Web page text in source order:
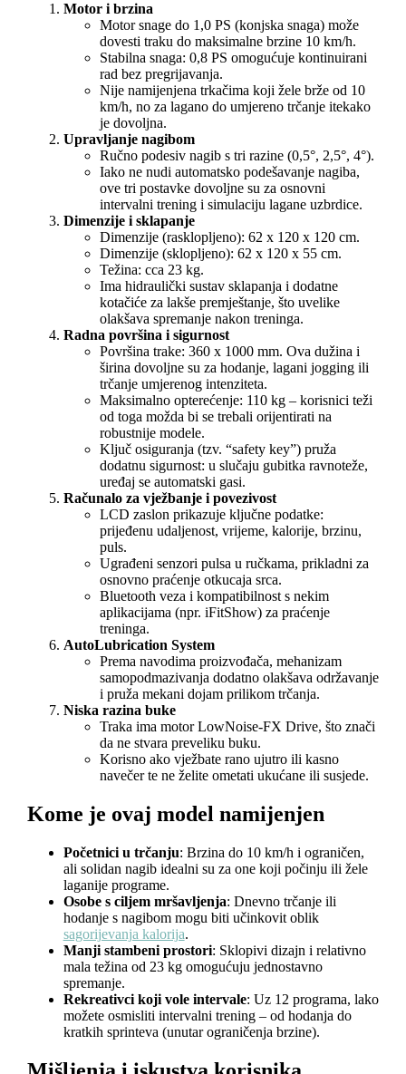
Motor i brzina
Motor snage do 1,0 PS (konjska snaga) može
dovesti traku do maksimalne brzine 10 km/h.
Stabilna snaga: 0,8 PS omogućuje kontinuirani
rad bez pregrijavanja.
Nije namijenjena trkačima koji žele brže od 10
km/h, no za lagano do umjereno trčanje itekako
je dovoljna.
Upravljanje nagibom
Ručno podesiv nagib s tri razine (0,5°, 2,5°, 4°).
Iako ne nudi automatsko podešavanje nagiba,
ove tri postavke dovoljne su za osnovni
intervalni trening i simulaciju lagane uzbrdice.
Dimenzije i sklapanje
Dimenzije (rasklopljeno): 62 x 120 x 120 cm.
Dimenzije (sklopljeno): 62 x 120 x 55 cm.
Težina: cca 23 kg.
Ima hidraulički sustav sklapanja i dodatne
kotačiće za lakše premještanje, što uvelike
olakšava spremanje nakon treninga.
Radna površina i sigurnost
Površina trake: 360 x 1000 mm. Ova dužina i
širina dovoljne su za hodanje, lagani jogging ili
trčanje umjerenog intenziteta.
Maksimalno opterećenje: 110 kg – korisnici teži
od toga možda bi se trebali orijentirati na
robustnije modele.
Ključ osiguranja (tzv. “safety key”) pruža
dodatnu sigurnost: u slučaju gubitka ravnoteže,
uređaj se automatski gasi.
Računalo za vježbanje i povezivost
LCD zaslon prikazuje ključne podatke:
prijeđenu udaljenost, vrijeme, kalorije, brzinu,
puls.
Ugrađeni senzori pulsa u ručkama, prikladni za
osnovno praćenje otkucaja srca.
Bluetooth veza i kompatibilnost s nekim
aplikacijama (npr. iFitShow) za praćenje
treninga.
AutoLubrication System
Prema navodima proizvođača, mehanizam
samopodmazivanja dodatno olakšava održavanje
i pruža mekani dojam prilikom trčanja.
Niska razina buke
Traka ima motor LowNoise-FX Drive, što znači
da ne stvara preveliku buku.
Korisno ako vježbate rano ujutro ili kasno
navečer te ne želite ometati ukućane ili susjede.
Kome je ovaj model namijenjen
Početnici u trčanju: Brzina do 10 km/h i ograničen,
ali solidan nagib idealni su za one koji počinju ili žele
laganije programe.
Osobe s ciljem mršavljenja: Dnevno trčanje ili
hodanje s nagibom mogu biti učinkovit oblik
sagorijevanja kalorija.
Manji stambeni prostori: Sklopivi dizajn i relativno
mala težina od 23 kg omogućuju jednostavno
spremanje.
Rekreativci koji vole intervale: Uz 12 programa, lako
možete osmisliti intervalni trening – od hodanja do
kratkih sprinteva (unutar ograničenja brzine).